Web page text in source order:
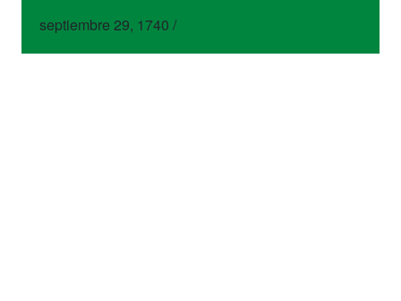
septiembre 29, 1740 /